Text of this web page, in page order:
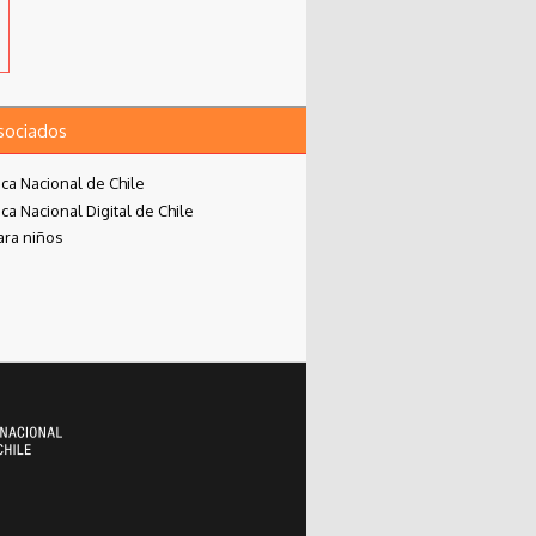
Nacional de Chile
Nacional Digital de Chile
niños